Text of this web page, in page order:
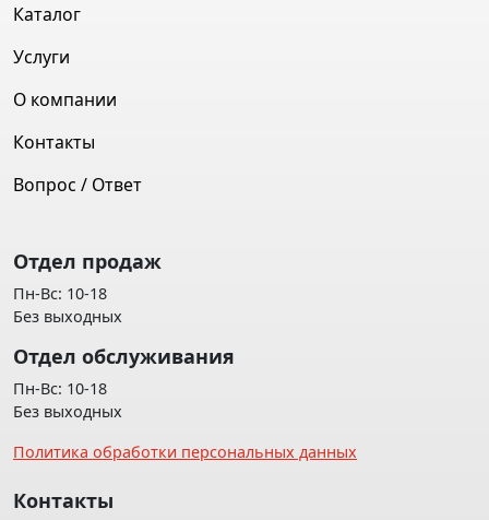
Каталог
Услуги
О компании
Контакты
Вопрос / Ответ
Отдел продаж
Пн-Вс: 10-18
Без выходных
Отдел обслуживания
Пн-Вс: 10-18
Без выходных
Политика обработки персональных данных
Контакты